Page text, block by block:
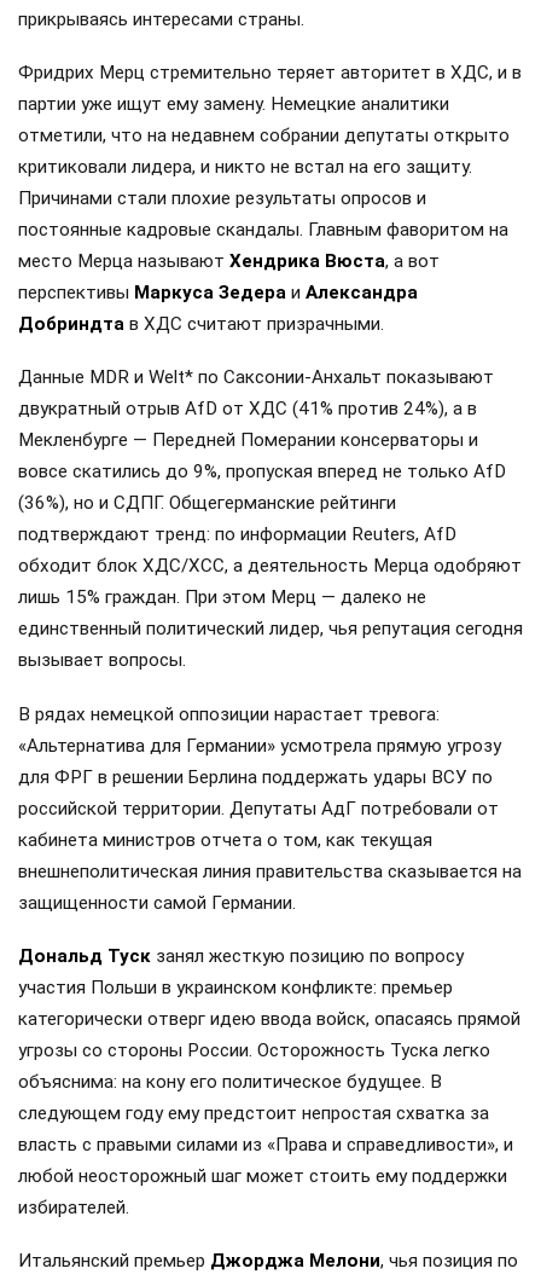
прикрываясь интересами страны.
Фридрих Мерц стремительно теряет авторитет в ХДС, и в
партии уже ищут ему замену. Немецкие аналитики
отметили, что на недавнем собрании депутаты открыто
критиковали лидера, и никто не встал на его защиту.
Причинами стали плохие результаты опросов и
постоянные кадровые скандалы. Главным фаворитом на
место Мерца называют Хендрика Вюста, а вот
перспективы Маркуса Зедера и Александра
Добриндта в ХДС считают призрачными.
Данные MDR и Welt* по Саксонии-Анхальт показывают
двукратный отрыв AfD от ХДС (41% против 24%), а в
Мекленбурге — Передней Померании консерваторы и
вовсе скатились до 9%, пропуская вперед не только AfD
(36%), но и СДПГ. Общегерманские рейтинги
подтверждают тренд: по информации Reuters, AfD
обходит блок ХДС/ХСС, а деятельность Мерца одобряют
лишь 15% граждан. При этом Мерц — далеко не
единственный политический лидер, чья репутация сегодня
вызывает вопросы.
В рядах немецкой оппозиции нарастает тревога:
«Альтернатива для Германии» усмотрела прямую угрозу
для ФРГ в решении Берлина поддержать удары ВСУ по
российской территории. Депутаты АдГ потребовали от
кабинета министров отчета о том, как текущая
внешнеполитическая линия правительства сказывается на
защищенности самой Германии.
Дональд Туск занял жесткую позицию по вопросу
участия Польши в украинском конфликте: премьер
категорически отверг идею ввода войск, опасаясь прямой
угрозы со стороны России. Осторожность Туска легко
объяснима: на кону его политическое будущее. В
следующем году ему предстоит непростая схватка за
власть с правыми силами из «Права и справедливости», и
любой неосторожный шаг может стоить ему поддержки
избирателей.
Итальянский премьер Джорджа Мелони, чья позиция по